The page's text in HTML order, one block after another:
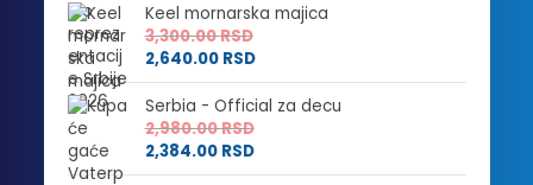
Keel mornarska majica
3,300.00RSD
2,640.00 RSD
Serbia - Official za decu
2,980.00RSD
2,384.00 RSD